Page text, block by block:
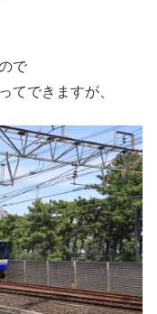
で
てできますが、